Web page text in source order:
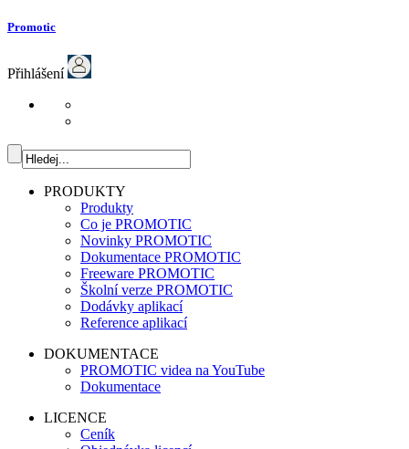
Promotic
Přihlášení
PRODUKTY
Produkty
Co je PROMOTIC
Novinky PROMOTIC
Dokumentace PROMOTIC
Freeware PROMOTIC
Školní verze PROMOTIC
Dodávky aplikací
Reference aplikací
DOKUMENTACE
PROMOTIC videa na YouTube
Dokumentace
LICENCE
Ceník